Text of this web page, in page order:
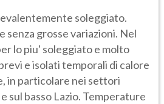
soleggiato.
senza grosse variazioni. Nel
lo piu' soleggiato e molto
e isolati temporali di calore
in particolare nei settori
sul basso Lazio. Temperature